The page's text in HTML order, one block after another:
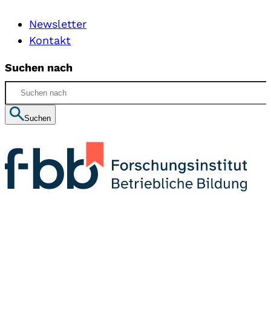
Newsletter
Kontakt
Suchen nach
Suchen